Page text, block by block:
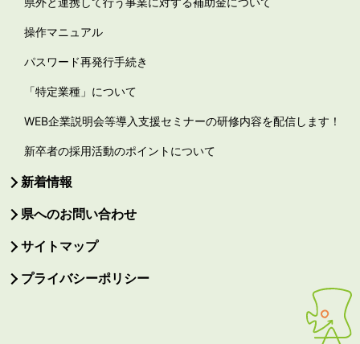
操作マニュアル
パスワード再発行手続き
「特定業種」について
WEB企業説明会等導入支援セミナーの研修内容を配信します！
新卒者の採用活動のポイントについて
新着情報
県へのお問い合わせ
サイトマップ
プライバシーポリシー